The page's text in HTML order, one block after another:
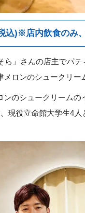
)※店内飲食のみ、
ら」さんの店主でパ
ロンのシュークリ
のシュークリーム
現役立命館大学生4